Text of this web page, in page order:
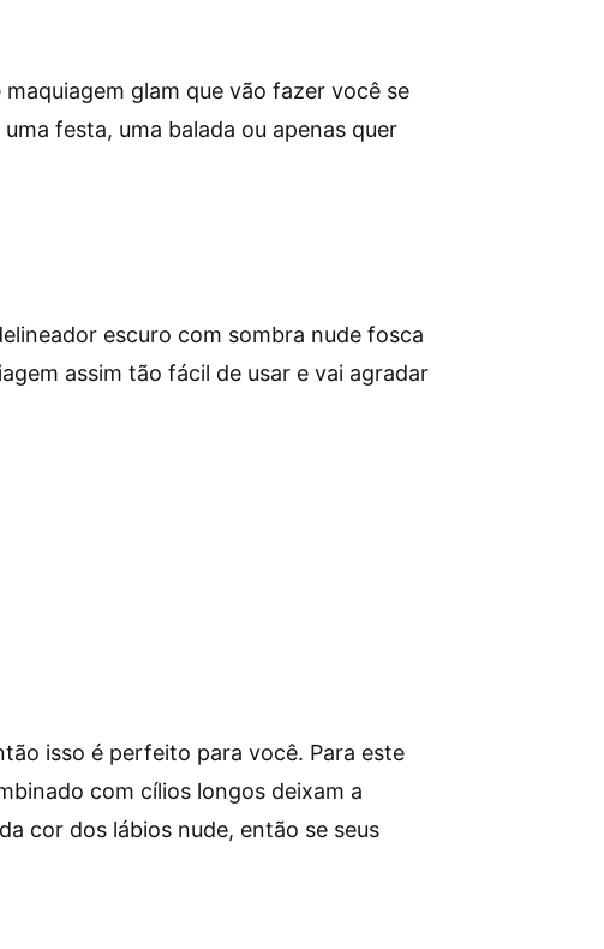
glam que vão fazer você se
festa, uma balada ou apenas quer
escuro com sombra nude fosca
assim tão fácil de usar e vai agradar
isso é perfeito para você. Para este
com cílios longos deixam a
cor dos lábios nude, então se seus